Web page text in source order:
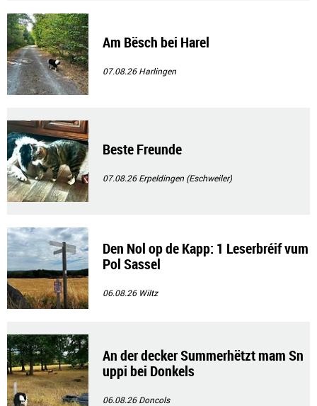
Am Bësch bei Harel
07.08.26Harlingen
Beste Freunde
07.08.26Erpeldingen (Eschweiler)
Den Nol op de Kapp: 1 Leserbréif vum
Pol Sassel
06.08.26 Wiltz
An der decker Summerhëtzt mam Sn
uppi bei Donkels
06.08.26Doncols